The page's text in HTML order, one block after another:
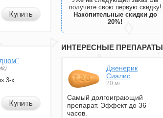
Купить
3-х
Купить
получите свою первую скидку!
Накопительные скидки до
20%!
ИНТЕРЕСНЫЕ ПРЕПАРАТЫ
Дженерик
Сиалис
20 мг
Самый долгоиграющий
препарат. Эффект до 36
часов.